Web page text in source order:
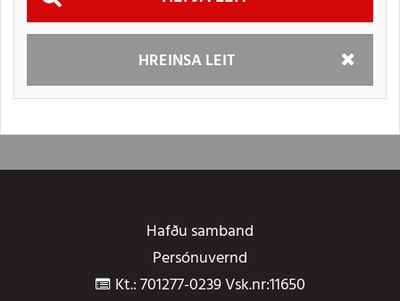
HREINSA LEIT
Hefja
Hafðu samband
Persónuvernd
Kt.: 701277-0239 Vsk.nr:11650